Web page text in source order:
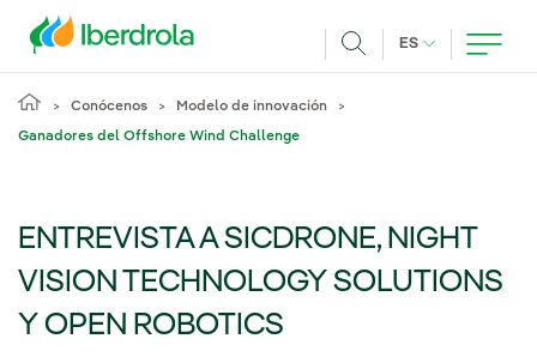
ES IDIOMA
Conócenos Modelo de innovación
Ganadores del Offshore Wind Challenge
ENTREVISTA A SICDRONE, NIGHT
VISION TECHNOLOGY SOLUTIONS
Y OPEN ROBOTICS